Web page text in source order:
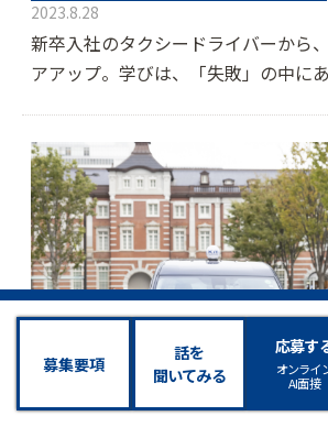
2023.8.28
新卒入社のタクシードライバーから
アアップ。学びは、「失敗」の中にあ
募集要項
話を
聞いてみる
応募す
オンライ
AI面接